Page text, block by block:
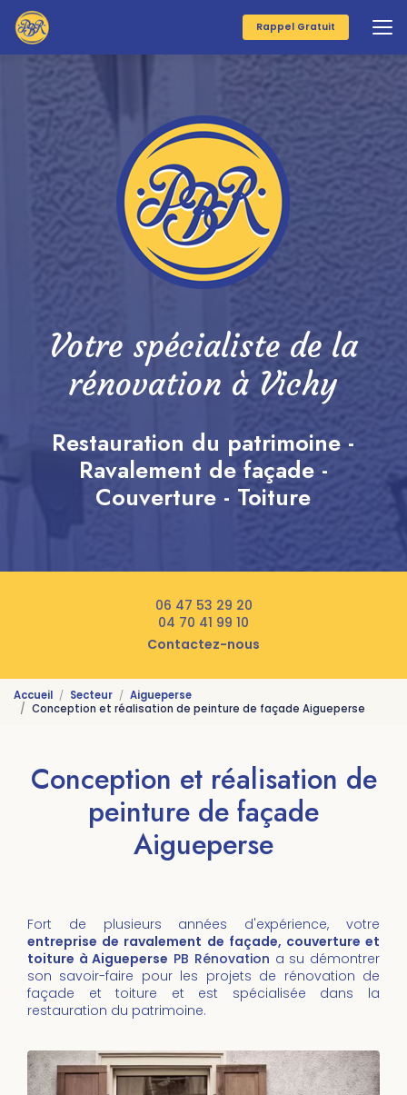
Aller
au
contenu
principal
Rappel Gratuit
Votre spécialiste de la
rénovation à Vichy
Restauration du patrimoine -
Ravalement de façade -
Couverture - Toiture
06 47 53 29 20
04 70 41 99 10
Contactez-nous
Accueil Secteur
Aigueperse
Conception et réalisation de peinture de façade Aigueperse
Conception et réalisation de
peinture de façade
Aigueperse
Fort de plusieurs années d'expérience, votre
entreprise de ravalement de façade, couverture et
toiture à Aigueperse PB Rénovation a su démontrer
son savoir-faire pour les projets de rénovation de
façade et toiture et est spécialisée dans la
restauration du patrimoine.